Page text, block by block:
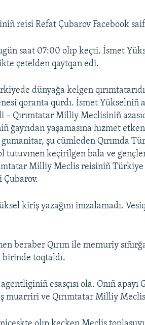
reisi Refat Çubarov Facebook
saat 07:00 olıp keçti. İsmet
çetelden qaytqan edi.
dünyağa kelgen
qoranta qurdı. İsmet Yükselniñ
– Qırımtatar Milliy Meclisiniñ
ğayrıdan yaşamasına hızmet
şu cümleden Qırımda
tutuvınen keçirilgen bala ve
Milliy Meclis reisiniñ Türkiye
Çubarov.
kiriş yazağını imzalamadı.
beraber Qırım ile memuriy
toqtaldı.
esasçısı ola. Onıñ apayı
ve Qırımtatar Milliy Meclis